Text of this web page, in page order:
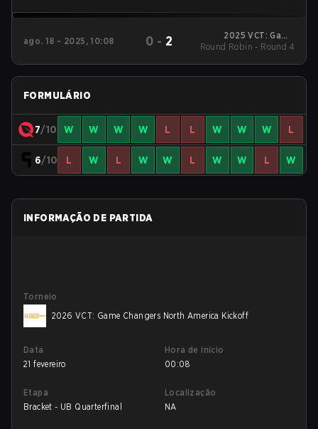
ago. 18 - 2025, 10:08 0 - 2
2025 VCT: Game
Changers North
Round Robin - Round 4
FORMULÁRIO
7/10 W W W W L L W W W L
6/10 L W L W W L W W L W
INFORMAÇÃO DE PARTIDA
Torneio
2026 VCT: Game Changers North America Kickoff
Data
21 fevereiro
Hora de início
00:08
Etapa
Bracket - UB Quarterfinal
Localização
NA